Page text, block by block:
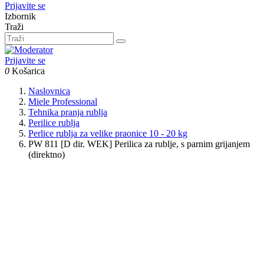
Prijavite se
Izbornik
Traži
Prijavite se
0 Košarica
Naslovnica
Miele Professional
Tehnika pranja rublja
Perilice rublja
Perlice rublja za velike praonice 10 - 20 kg
PW 811 [D dir. WEK] Perilica za rublje, s parnim grijanjem
(direktno)